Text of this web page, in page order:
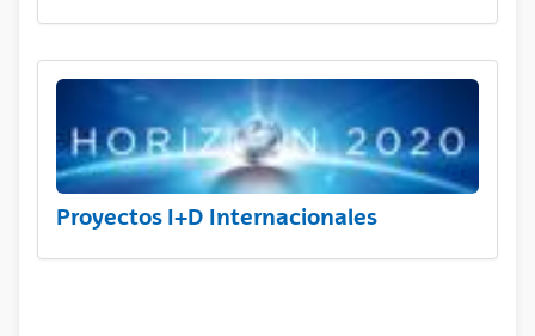
Proyectos I+D Internacionales